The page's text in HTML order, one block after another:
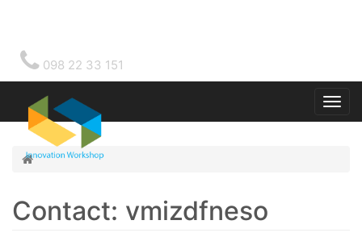
098 22 33 151
Home
Contact: vmizdfneso